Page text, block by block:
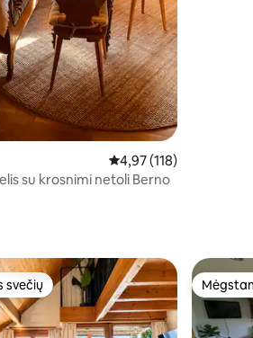
Vidutinis įvertinimas:
4,97 (118)
su krosnimi netoli Berno
svečių
svečių